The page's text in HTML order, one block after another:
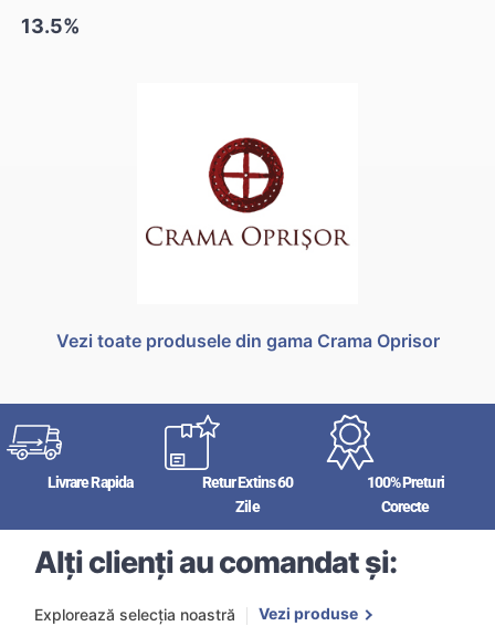
13.5%
Vezi toate produsele din gama Crama Oprisor
Livrare Rapida
Retur Extins 60
Zile
100% Preturi
Corecte
Alți clienți au comandat și:
Explorează selecția noastră Vezi produse